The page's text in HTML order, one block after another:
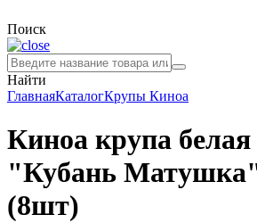
Поиск
Найти
ГлавнаяКаталогКрупы Киноа
Киноа крупа
"Кубань
(8шт)